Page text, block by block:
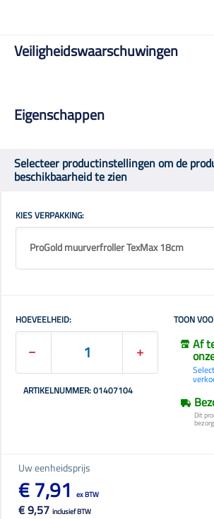
Veiligheidswaarschuwingen
Eigenschappen
Selecteer productinstellingen om de
beschikbaarheid te zien
KIES VERPAKKING:
ProGold muurverfroller TexMax 18cm
HOEVEELHEID:
ARTIKELNUMMER: 01407104
TOON
Af
Dit
Uw eenheidsprijs
€ 9,57 inclusief BTW
€ 7,91 ex BTW